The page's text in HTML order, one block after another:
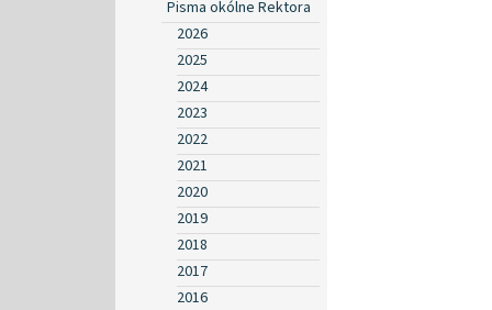
Pisma okólne Rektora
2026
2025
2024
2023
2022
2021
2020
2019
2018
2017
2016